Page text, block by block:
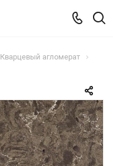
Кварцевый агломерат